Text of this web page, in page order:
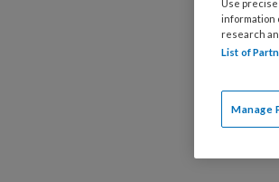
maar
Use
information
research
List of
Manage